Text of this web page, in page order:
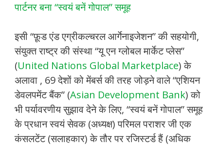
पार्टनर बना “स्वयं बनें गोपाल” समूह
इसी “फ़ूड एंड एग्रीकल्चरल आर्गेनाइजेशन” की सहयोगी,
संयुक्त राष्ट्र की संस्था “यू एन ग्लोबल मार्केट प्लेस”
(United Nations Global Marketplace) के
अलावा , 69 देशों को मेंबर्स की तरह जोड़ने वाले “एशियन
डेवलपमेंट बैंक” (Asian Development Bank) को
भी पर्यावरणीय सुझाव देने के लिए, “स्वयं बनें गोपाल” समूह
के प्रधान स्वयं सेवक (अध्यक्ष) परिमल पराशर जी एक
कंसलटेंट (सलाहकार) के तौर पर रजिस्टर्ड हैं (अधिक